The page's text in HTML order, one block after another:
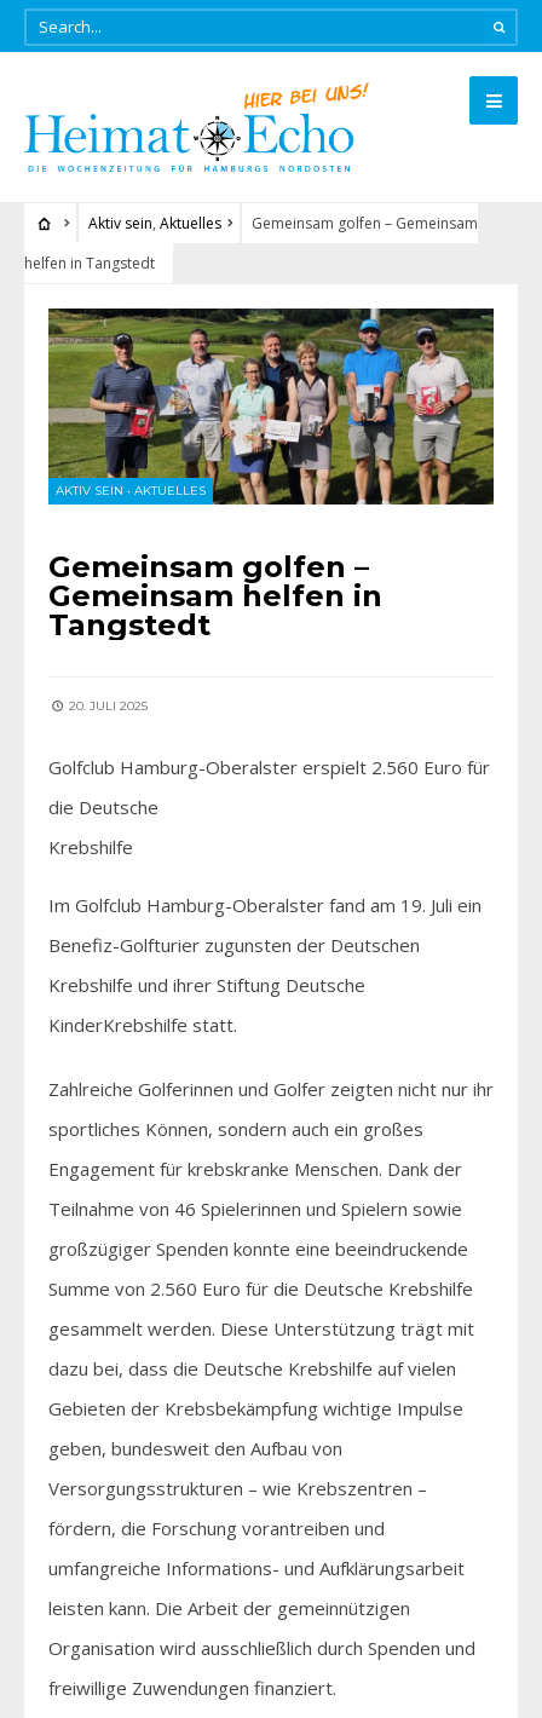
Aktiv sein, Aktuelles
Gemeinsam golfen – Gemeinsam
helfen in Tangstedt
AKTIV SEIN • AKTUELLES
Gemeinsam golfen –
Gemeinsam helfen in
Tangstedt
20. JULI 2025
Golfclub Hamburg-Oberalster erspielt 2.560 Euro für
die Deutsche
Krebshilfe
Im Golfclub Hamburg-Oberalster fand am 19. Juli ein
Benefiz-Golfturier zugunsten der Deutschen
Krebshilfe und ihrer Stiftung Deutsche
KinderKrebshilfe statt.
Zahlreiche Golferinnen und Golfer zeigten nicht nur ihr
sportliches Können, sondern auch ein großes
Engagement für krebskranke Menschen. Dank der
Teilnahme von 46 Spielerinnen und Spielern sowie
großzügiger Spenden konnte eine beeindruckende
Summe von 2.560 Euro für die Deutsche Krebshilfe
gesammelt werden. Diese Unterstützung trägt mit
dazu bei, dass die Deutsche Krebshilfe auf vielen
Gebieten der Krebsbekämpfung wichtige Impulse
geben, bundesweit den Aufbau von
Versorgungsstrukturen – wie Krebszentren –
fördern, die Forschung vorantreiben und
umfangreiche Informations- und Aufklärungsarbeit
leisten kann. Die Arbeit der gemeinnützigen
Organisation wird ausschließlich durch Spenden und
freiwillige Zuwendungen finanziert.